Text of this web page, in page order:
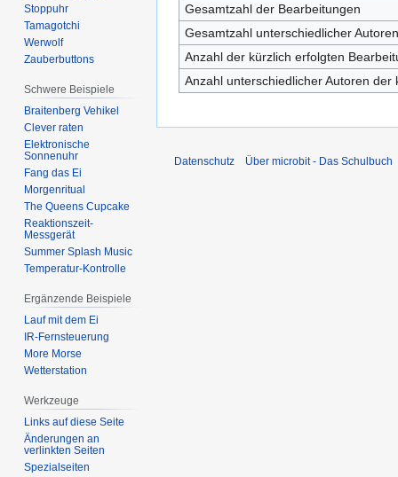
Gesamtzahl der Bearbeitungen
Gesamtzahl unterschiedlicher Autoren
Anzahl der kürzlich erfolgten
Anzahl unterschiedlicher Autoren
Stoppuhr
Tamagotchi
Werwolf
Zauberbuttons
Schwere Beispiele
Braitenberg Vehikel
Clever raten
Elektronische
Sonnenuhr
Fang das Ei
Morgenritual
The Queens Cupcake
Reaktionszeit-
Messgerät
Summer Splash Music
Temperatur-Kontrolle
Ergänzende Beispiele
Lauf mit dem Ei
IR-Fernsteuerung
More Morse
Wetterstation
Werkzeuge
Links auf diese Seite
Änderungen an
verlinkten Seiten
Spezialseiten
Datenschutz Über microbit - Das Schulbuch